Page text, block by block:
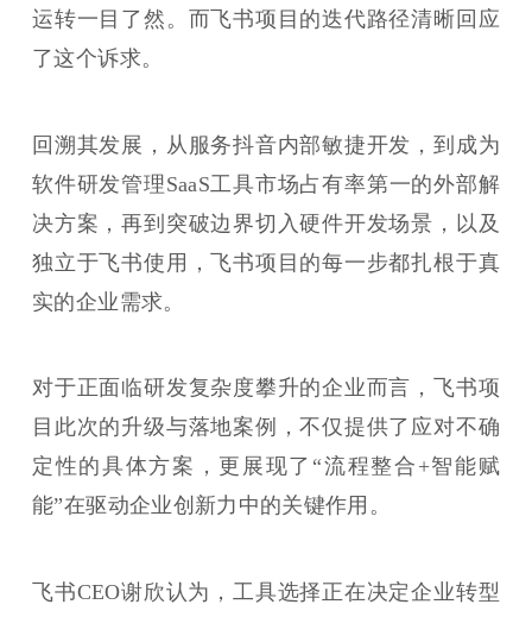
运转一目了然。而飞书项目的迭代路径清晰回应
了这个诉求。
回溯其发展，从服务抖音内部敏捷开发，到成为
软件研发管理SaaS工具市场占有率第一的外部解
决方案，再到突破边界切入硬件开发场景，以及
独立于飞书使用，飞书项目的每一步都扎根于真
实的企业需求。
对于正面临研发复杂度攀升的企业而言，飞书项
目此次的升级与落地案例，不仅提供了应对不确
定性的具体方案，更展现了“流程整合+智能赋
能”在驱动企业创新力中的关键作用。
飞书CEO谢欣认为，工具选择正在决定企业转型